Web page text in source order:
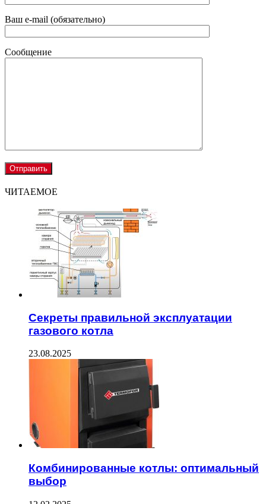
Ваш e-mail (обязательно)
Сообщение
ЧИТАЕМОЕ
Секреты правильной эксплуатации
газового котла
23.08.2025
Комбинированные котлы: оптимальный
выбор